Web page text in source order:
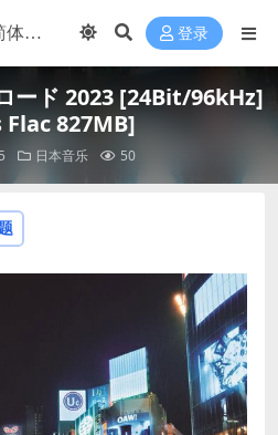
登录
ード 2023 [24Bit/96kHz]
Flac 827MB]
日本音乐 50